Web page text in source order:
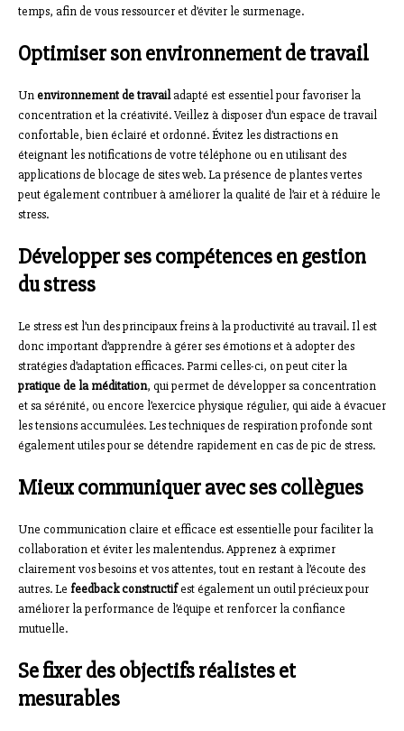
temps, afin de vous ressourcer et d’éviter le surmenage.
Optimiser son environnement de travail
Unenvironnement de travailadapté est essentiel pour favoriser la
concentration et la créativité. Veillez à disposer d’un espace de travail
confortable, bien éclairé et ordonné. Évitez les distractions en
éteignant les notifications de votre téléphone ou en utilisant des
applications de blocage de sites web. La présence de plantes vertes
peut également contribuer à améliorer la qualité de l’air et à réduire le
stress.
Développer ses compétences en gestion
du stress
Le stress est l’un des principaux freins à la productivité au travail. Il est
donc important d’apprendre à gérer ses émotions et à adopter des
stratégies d’adaptation efficaces. Parmi celles-ci, on peut citer la
pratique de la méditation, qui permet de développer sa concentration
et sa sérénité, ou encore l’exercice physique régulier, qui aide à évacuer
les tensions accumulées. Les techniques de respiration profonde sont
également utiles pour se détendre rapidement en cas de pic de stress.
Mieux communiquer avec ses collègues
Une communication claire et efficace est essentielle pour faciliter la
collaboration et éviter les malentendus. Apprenez à exprimer
clairement vos besoins et vos attentes, tout en restant à l’écoute des
autres. Le feedback constructifest également un outil précieux pour
améliorer la performance de l’équipe et renforcer la confiance
mutuelle.
Se fixer des objectifs réalistes et
mesurables